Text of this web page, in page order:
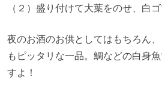
（２）盛り付けて大葉をのせ、白
夜のお酒のお供としてはもちろん
もピッタリな一品。鯛などの白身
すよ！